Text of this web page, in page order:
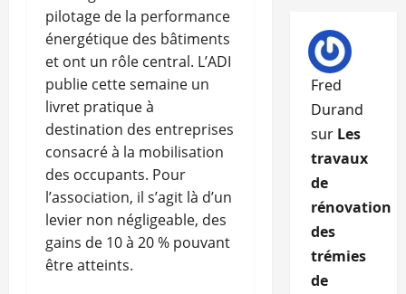
pilotage de la performance
énergétique des bâtiments
et ont un rôle central. L’ADI
publie cette semaine un
livret pratique à
destination des entreprises
consacré à la mobilisation
des occupants. Pour
l’association, il s’agit là d’un
levier non négligeable, des
gains de 10 à 20 % pouvant
être atteints.
Fred
Durand
sur Les
travaux
de
rénovation
des
trémies
de